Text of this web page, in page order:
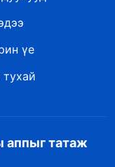
үе
аппыг татаж